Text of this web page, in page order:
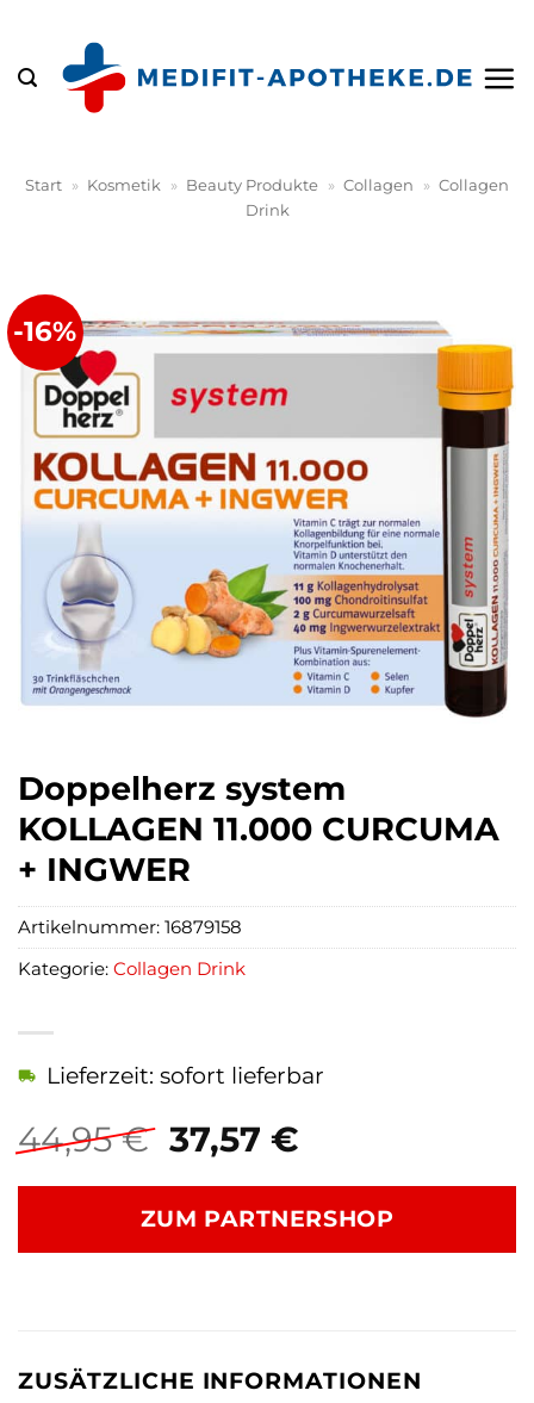
springen
Start » Kosmetik » Beauty Produkte » Collagen » Collagen
Drink
-16%
Doppelherz system
KOLLAGEN 11.000 CURCUMA
+ INGWER
44,95€ Ursprünglicher
Preis
war:
44,95 €
37,57 €Aktueller
ist:
37,57 €.
Lieferzeit: sofort lieferbar
ZUM PARTNERSHOP
Artikelnummer: 16879158
Kategorie: Collagen Drink
ZUSÄTZLICHE INFORMATIONEN